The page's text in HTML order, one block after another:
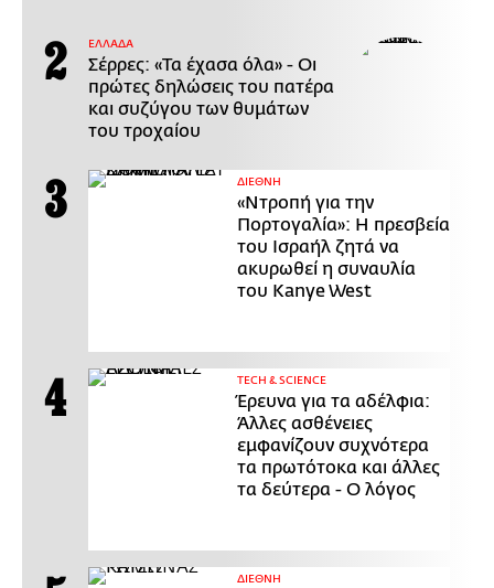
ΕΛΛΑΔΑ
Σέρρες: «Τα έχασα όλα» - Οι
πρώτες δηλώσεις του πατέρα
και συζύγου των θυμάτων
του τροχαίου
ΔΙΕΘΝΗ
«Ντροπή για την
Πορτογαλία»: Η πρεσβεία
του Ισραήλ ζητά να
ακυρωθεί η συναυλία
του Kanye West
ΤECH & SCIENCE
Έρευνα για τα αδέλφια:
Άλλες ασθένειες
εμφανίζουν συχνότερα
τα πρωτότοκα και άλλες
τα δεύτερα - Ο λόγος
ΔΙΕΘΝΗ